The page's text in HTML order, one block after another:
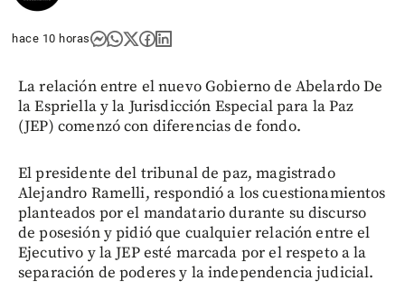
hace 10 horas
La relación entre el nuevo Gobierno de Abelardo De
la Espriella y la Jurisdicción Especial para la Paz
(JEP) comenzó con diferencias de fondo.
El presidente del tribunal de paz, magistrado
Alejandro Ramelli, respondió a los cuestionamientos
planteados por el mandatario durante su discurso
de posesión y pidió que cualquier relación entre el
Ejecutivo y la JEP esté marcada por el respeto a la
separación de poderes y la independencia judicial.